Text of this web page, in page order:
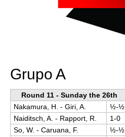
Grupo A
Round 11 - Sunday the 26th
Nakamura, H. - Giri, A.
½-½
Naiditsch, A. - Rapport, R.
1-0
So, W. - Caruana, F.
½-½